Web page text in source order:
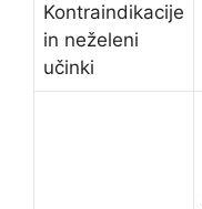
Kontraindikacije
in neželeni
učinki